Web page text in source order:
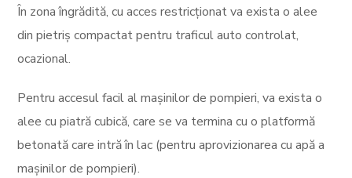
În zona îngrădită, cu acces restricționat va exista o alee
din pietriș compactat pentru traficul auto controlat,
ocazional.
Pentru accesul facil al mașinilor de pompieri, va exista o
alee cu piatră cubică, care se va termina cu o platformă
betonată care intră în lac (pentru aprovizionarea cu apă a
mașinilor de pompieri).